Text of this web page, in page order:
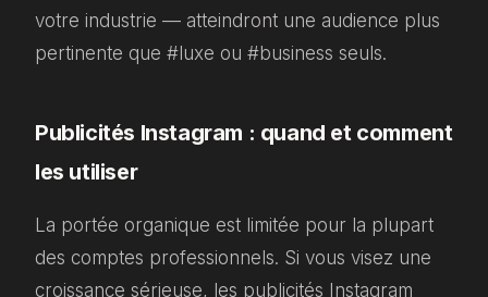
votre industrie — atteindront une audience plus
pertinente que #luxe ou #business seuls.
Publicités Instagram : quand et comment
les utiliser
La portée organique est limitée pour la plupart
des comptes professionnels. Si vous visez une
croissance sérieuse, les publicités Instagram